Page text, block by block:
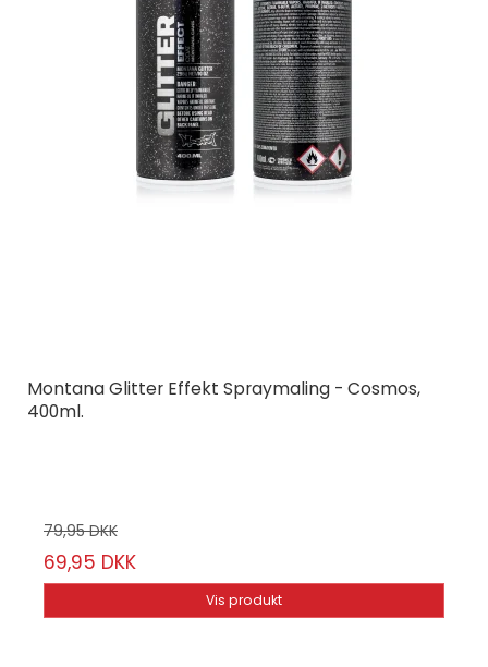
Montana Glitter Effekt Spraymaling - Cosmos,
400ml.
79,95 DKK
69,95 DKK
Vis produkt